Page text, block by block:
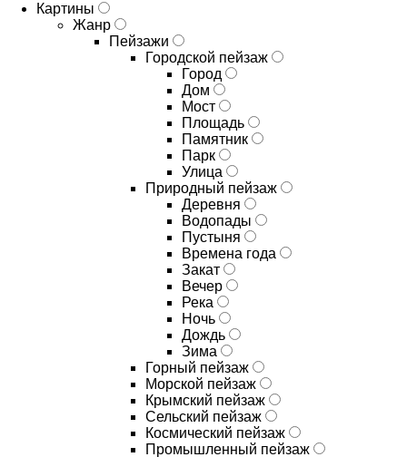
Картины
Жанр
Пейзажи
Городской пейзаж
Город
Дом
Мост
Площадь
Памятник
Парк
Улица
Природный пейзаж
Деревня
Водопады
Пустыня
Времена года
Закат
Вечер
Река
Ночь
Дождь
Зима
Горный пейзаж
Морской пейзаж
Крымский пейзаж
Сельский пейзаж
Космический пейзаж
Промышленный пейзаж